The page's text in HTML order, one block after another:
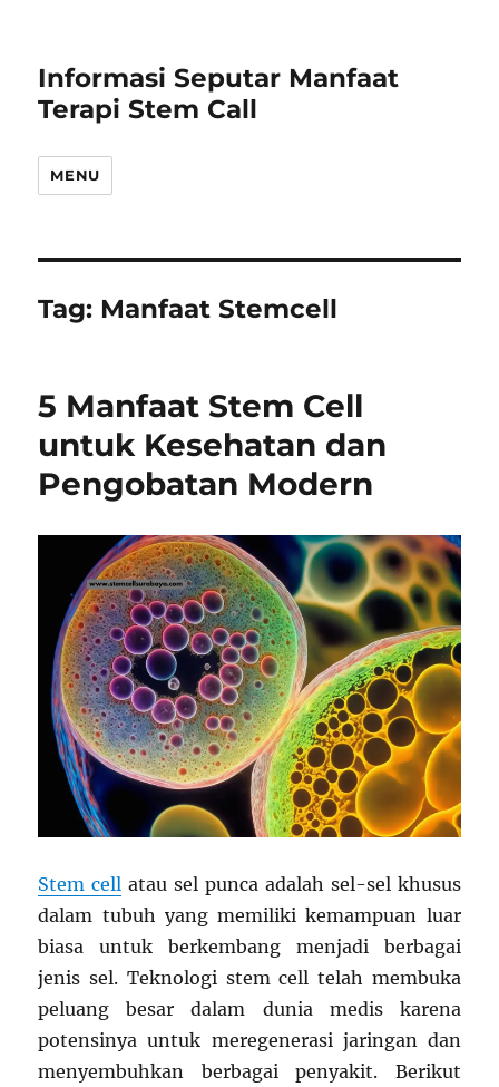
Informasi Seputar Manfaat
Terapi Stem Call
MENU
Tag: Manfaat Stemcell
5 Manfaat Stem Cell
untuk Kesehatan dan
Pengobatan Modern
Stem cell atau sel punca adalah sel-sel khusus
dalam tubuh yang memiliki kemampuan luar
biasa untuk berkembang menjadi berbagai
jenis sel. Teknologi stem cell telah membuka
peluang besar dalam dunia medis karena
potensinya untuk meregenerasi jaringan dan
menyembuhkan berbagai penyakit. Berikut